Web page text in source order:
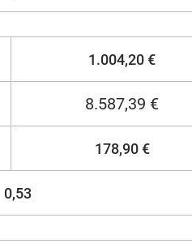
1.004,20 €
8.587,39 €
178,90 €
0,53